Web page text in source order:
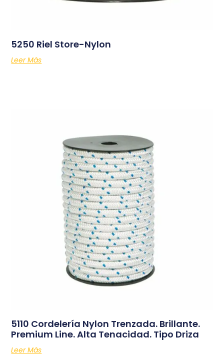
5250 Riel Store-Nylon
Leer Más
5110 Cordelería Nylon Trenzada. Brillante.
Premium Line. Alta Tenacidad. Tipo Driza
Leer Más